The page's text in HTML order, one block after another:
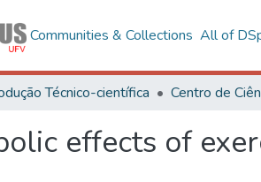
Communities & Collections All of
Técnico-científica
effects of